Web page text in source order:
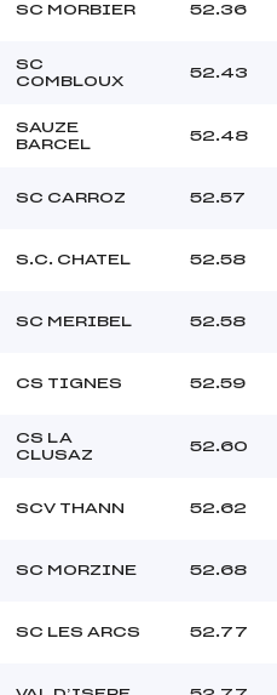
SC MORBIER 52.36
SC
COMBLOUX
52.43
SAUZE
BARCEL
52.48
SC CARROZ 52.57
S.C. CHATEL 52.58
SC MERIBEL 52.58
CS TIGNES 52.59
CS LA
CLUSAZ
52.60
SCV THANN 52.62
SC MORZINE 52.68
SC LES ARCS 52.77